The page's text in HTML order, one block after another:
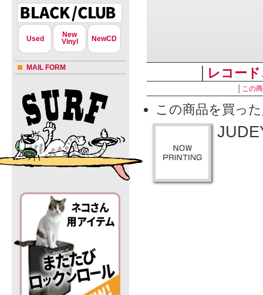
Used
New
Vinyl
NewCD
MAIL FORM レコー
この
この商品を買っ